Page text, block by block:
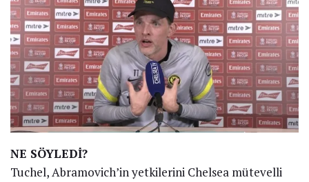
NE SÖYLEDİ?
Tuchel, Abramovich’in yetkilerini Chelsea mütevelli